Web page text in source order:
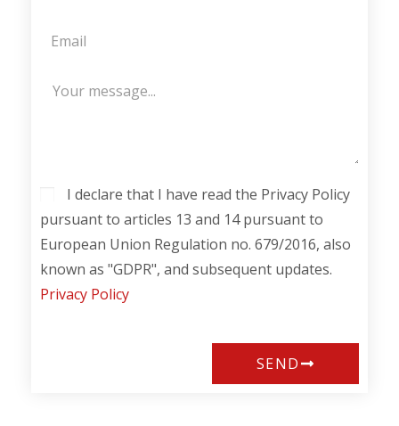
I declare that I have read the Privacy Policy
pursuant to articles 13 and 14 pursuant to
European Union Regulation no. 679/2016, also
known as "GDPR", and subsequent updates.
Privacy Policy
SEND